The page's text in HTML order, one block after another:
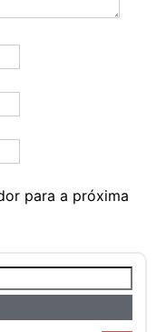
para a próxima